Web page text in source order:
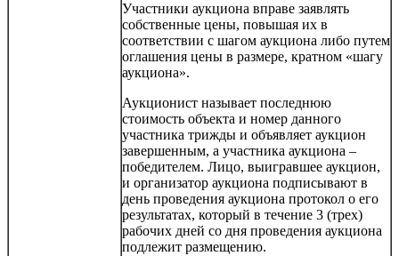
Участники аукциона вправе заявлять
собственные цены, повышая их в
соответствии с шагом аукциона либо путем
оглашения цены в размере, кратном «шагу
аукциона».
Аукционист называет последнюю
стоимость объекта и номер данного
участника трижды и объявляет аукцион
завершенным, а участника аукциона –
победителем. Лицо, выигравшее аукцион,
и организатор аукциона подписывают в
день проведения аукциона протокол о его
результатах, который в течение 3 (трех)
рабочих дней со дня проведения аукциона
подлежит размещению.